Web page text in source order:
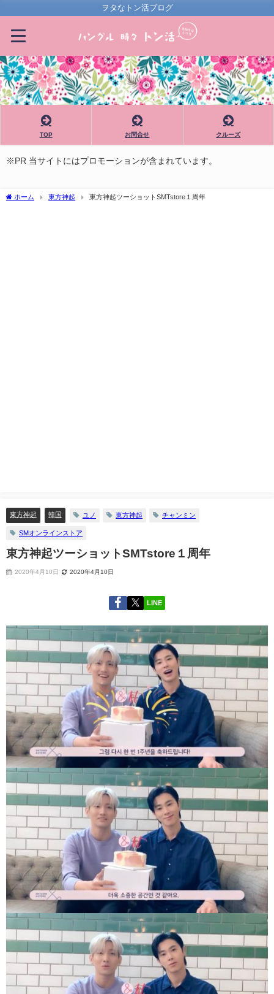
ヲタなトン活ブログ
TOP お問合せ クルーズ
※PR 当サイトにはプロモーションが含まれています。
ホーム 東方神起 東方神起ツーショットSMTstore１周年
東方神起 韓国 ユノ 東方神起 チャンミン
SMオンラインストア
東方神起ツーショットSMTstore１周年
2020年4月10日 2020年4月10日
LINE